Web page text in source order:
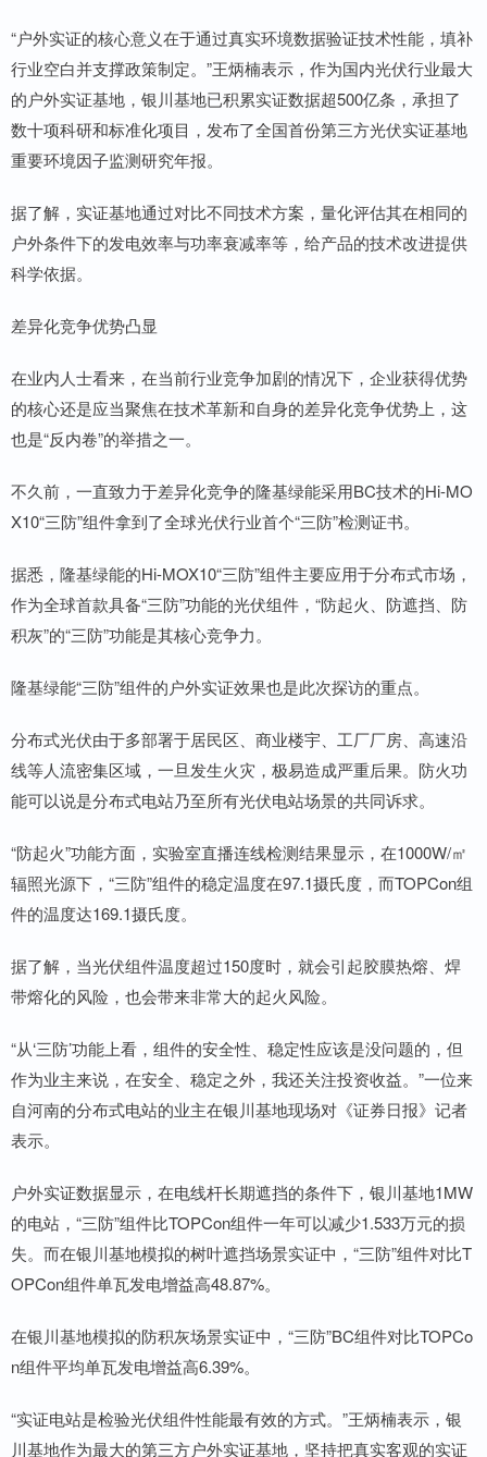
“户外实证的核心意义在于通过真实环境数据验证技术性能，填补
行业空白并支撑政策制定。”王炳楠表示，作为国内光伏行业最大
的户外实证基地，银川基地已积累实证数据超500亿条，承担了
数十项科研和标准化项目，发布了全国首份第三方光伏实证基地
重要环境因子监测研究年报。
据了解，实证基地通过对比不同技术方案，量化评估其在相同的
户外条件下的发电效率与功率衰减率等，给产品的技术改进提供
科学依据。
差异化竞争优势凸显
在业内人士看来，在当前行业竞争加剧的情况下，企业获得优势
的核心还是应当聚焦在技术革新和自身的差异化竞争优势上，这
也是“反内卷”的举措之一。
不久前，一直致力于差异化竞争的隆基绿能采用BC技术的Hi-MO
X10“三防”组件拿到了全球光伏行业首个“三防”检测证书。
据悉，隆基绿能的Hi-MOX10“三防”组件主要应用于分布式市场，
作为全球首款具备“三防”功能的光伏组件，“防起火、防遮挡、防
积灰”的“三防”功能是其核心竞争力。
隆基绿能“三防”组件的户外实证效果也是此次探访的重点。
分布式光伏由于多部署于居民区、商业楼宇、工厂厂房、高速沿
线等人流密集区域，一旦发生火灾，极易造成严重后果。防火功
能可以说是分布式电站乃至所有光伏电站场景的共同诉求。
“防起火”功能方面，实验室直播连线检测结果显示，在1000W/㎡
辐照光源下，“三防”组件的稳定温度在97.1摄氏度，而TOPCon组
件的温度达169.1摄氏度。
据了解，当光伏组件温度超过150度时，就会引起胶膜热熔、焊
带熔化的风险，也会带来非常大的起火风险。
“从‘三防’功能上看，组件的安全性、稳定性应该是没问题的，但
作为业主来说，在安全、稳定之外，我还关注投资收益。”一位来
自河南的分布式电站的业主在银川基地现场对《证券日报》记者
表示。
户外实证数据显示，在电线杆长期遮挡的条件下，银川基地1MW
的电站，“三防”组件比TOPCon组件一年可以减少1.533万元的损
失。而在银川基地模拟的树叶遮挡场景实证中，“三防”组件对比T
OPCon组件单瓦发电增益高48.87%。
在银川基地模拟的防积灰场景实证中，“三防”BC组件对比TOPCo
n组件平均单瓦发电增益高6.39%。
“实证电站是检验光伏组件性能最有效的方式。”王炳楠表示，银
川基地作为最大的第三方户外实证基地，坚持把真实客观的实证